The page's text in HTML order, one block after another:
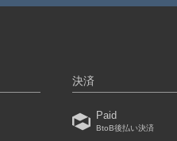
決済
Paid
BtoB後払い決済